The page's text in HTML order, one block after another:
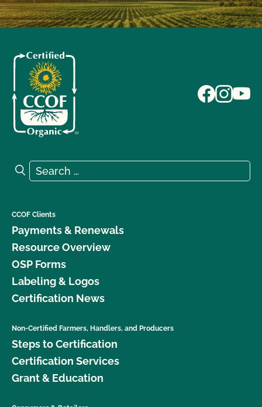
Search for:
Search
CCOF Clients
Payments & Renewals
Resource Overview
OSP Forms
Labeling & Logos
Certification News
Non-Certified Farmers, Handlers, and Producers
Steps to Certification
Certification Services
Grant & Education